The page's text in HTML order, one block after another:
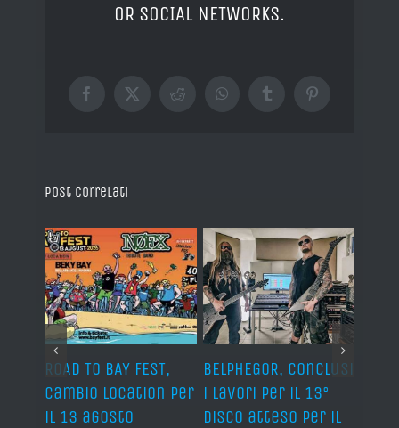
OR SOCIAL NETWORKS.
Facebook
X RedditWhatsAppTumblrPinterest
Post correlati
ROAD TO BAY FEST,
cambio location per
il 13 agosto
BELPHEGOR, conclusi
i lavori per il 13°
disco atteso per il